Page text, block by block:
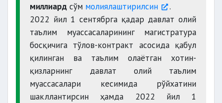
олий таълим муассасаси ректори
номига ариза
олий маълумот тўғрисидаги ҳужжатнинг асл
нусхаси
чет тили
умумий рейтинги
ўзлаштириш
кўрсаткичи
олий таълим муассасаси
юридик
жисмоний шахслар
контракт
расмийлаштирилади
15
сентябрдан кечиктирилмай
миллиард сўм молиялаштирилсин
.
2022 йил 1 сентябрга қадар давлат олий
таълим муассасаларининг магистратура
босқичига тўлов-контракт асосида қабул
қилинган ва таълим олаётган хотин-
қизларнинг давлат олий таълим
муассасалари кесимида рўйхатини
шакллантирсин ҳамда 2022 йил 1